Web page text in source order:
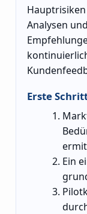
Analysen
Erste
Ein